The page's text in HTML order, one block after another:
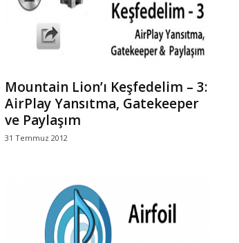
Mountain Lion’ı Keşfedelim – 3:
AirPlay Yansıtma, Gatekeeper
ve Paylaşım
31 Temmuz 2012